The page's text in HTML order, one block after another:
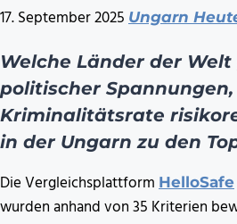
17. September 2025 Ungarn
Welche Länder der
politischer
Kriminalitätsrate
in der Ungarn zu den
Die Vergleichsplattform HelloSafe
wurden anhand von 35 Kriterien